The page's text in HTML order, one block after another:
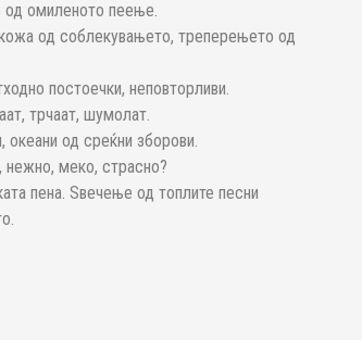
од омиленото пеење.
од соблекувањето, треперењето од
постоечки, неповторливи.
трчаат, шумолат.
од среќни зборови.
нежно, меко, страсно?
пена. Ѕвечење од топлите песни